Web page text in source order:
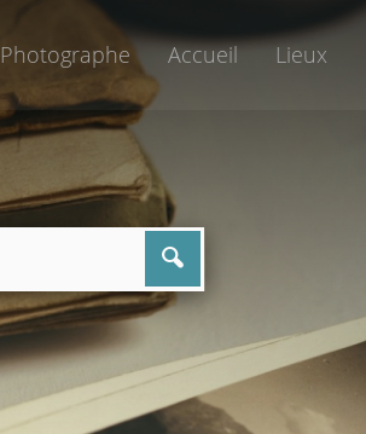
Photographe Accueil Lieux